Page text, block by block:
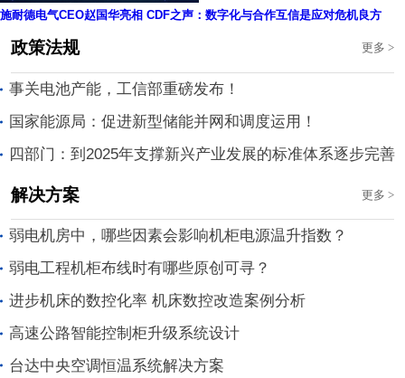
施耐德电气CEO赵国华亮相 CDF之声：数字化与合作互信是应对危机良方
政策法规 更多 >
事关电池产能，工信部重磅发布！
国家能源局：促进新型储能并网和调度运用！
四部门：到2025年支撑新兴产业发展的标准体系逐步完善
解决方案 更多 >
弱电机房中，哪些因素会影响机柜电源温升指数？
弱电工程机柜布线时有哪些原创可寻？
进步机床的数控化率 机床数控改造案例分析
高速公路智能控制柜升级系统设计
台达中央空调恒温系统解决方案